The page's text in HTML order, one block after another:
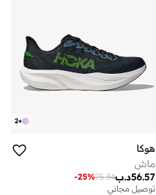
+
2
هوكا
ماش
د.ب56.57
75.34
-25%
توصيل مجاني